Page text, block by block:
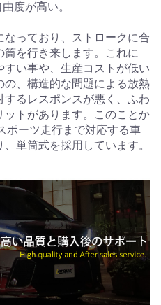
度が高い。
っており、ストロークに合
を行き来します。これに
い事や、生産コストが低い
の、構造的な問題による放熱
るレスポンスが悪く、ふわ
トがあります。このことか
ポーツ走行まで対応する車
単筒式を採用しています。